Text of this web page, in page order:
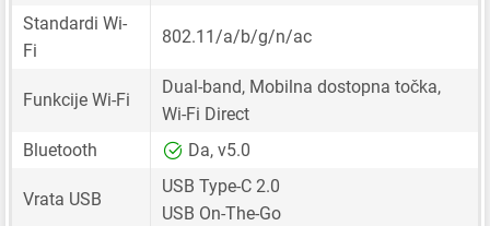
Standardi Wi-
Fi
802.11/a/b/g/n/ac
Funkcije Wi-Fi
Dual-band, Mobilna dostopna točka,
Wi-Fi Direct
Bluetooth
Da, v5.0
Vrata USB
USB Type-C 2.0
USB On-The-Go